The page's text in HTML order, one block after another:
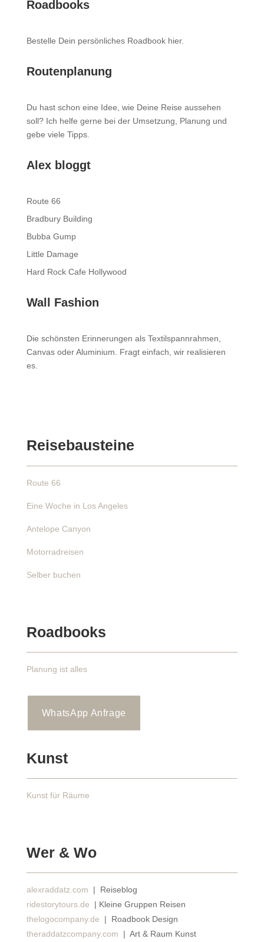
Roadbooks
Bestelle Dein persönliches Roadbook hier.
Routenplanung
Du hast schon eine Idee, wie Deine Reise aussehen
soll? Ich helfe gerne bei der Umsetzung, Planung und
gebe viele Tipps.
Alex bloggt
Route 66
Bradbury Building
Bubba Gump
Little Damage
Hard Rock Cafe Hollywood
Wall Fashion
Die schönsten Erinnerungen als Textilspannrahmen,
Canvas oder Aluminium. Fragt einfach, wir realisieren
es.
Reisebausteine
Route 66
Eine Woche in Los Angeles
Antelope Canyon
Motorradreisen
Selber buchen
Roadbooks
Planung ist alles
WhatsApp Anfrage
Kunst
Kunst für Räume
Wer & Wo
alexraddatz.com | Reiseblog
ridestorytours.de | Kleine Gruppen Reisen
thelogocompany.de | Roadbook Design
theraddatzcompany.com
| Art & Raum Kunst